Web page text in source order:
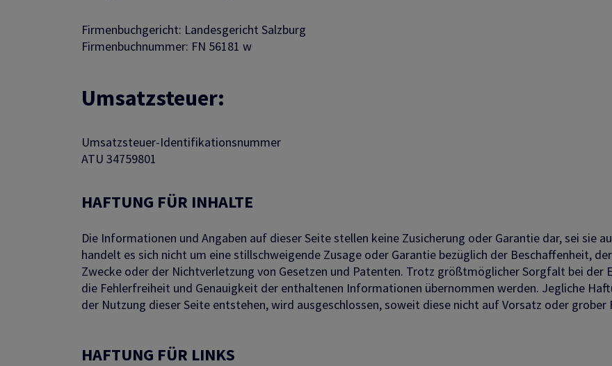
Firmenbuchgericht: Landesgericht Salzburg
Firmenbuchnummer: FN 56181 w
Umsatzsteuer:
Umsatzsteuer-Identifikationsnummer
ATU 34759801
HAFTUNG FÜR INHALTE
Die Informationen und Angaben auf dieser Seite stellen keine Zusicherung oder Garantie dar, sei sie
handelt es sich nicht um eine stillschweigende Zusage oder Garantie bezüglich der Beschaffenheit,
Zwecke oder der Nichtverletzung von Gesetzen und Patenten. Trotz größtmöglicher Sorgfalt bei der
die Fehlerfreiheit und Genauigkeit der enthaltenen Informationen übernommen werden. Jegliche
der Nutzung dieser Seite entstehen, wird ausgeschlossen, soweit diese nicht auf Vorsatz oder grober
HAFTUNG FÜR LINKS